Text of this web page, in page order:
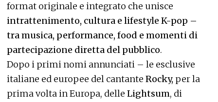
format originale e integrato che unisce
intrattenimento, cultura e lifestyle K-pop –
tra musica, performance, food e momenti di
partecipazione diretta del pubblico.
Dopo i primi nomi annunciati – le esclusive
italiane ed europee del cantante Rocky, per la
prima volta in Europa, delle Lightsum, di